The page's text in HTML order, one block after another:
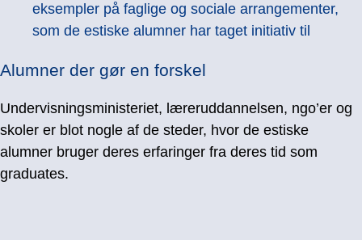
eksempler på faglige og sociale arrangementer,
som de estiske alumner har taget initiativ til
Alumner der gør en forskel
Undervisningsministeriet, læreruddannelsen, ngo’er og
skoler er blot nogle af de steder, hvor de estiske
alumner bruger deres erfaringer fra deres tid som
graduates.